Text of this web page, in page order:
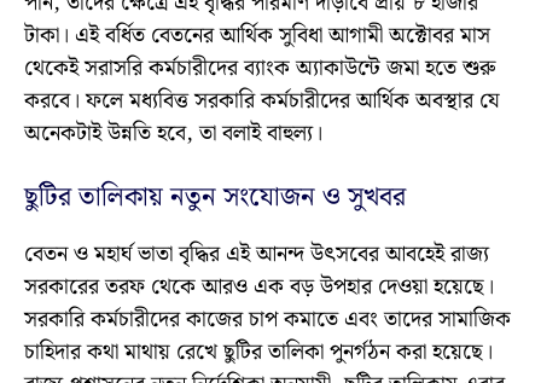
টাকা। এই বর্ধিত বেতনের আর্থিক সুবিধা আগামী অক্টোবর মাস
থেকেই সরাসরি কর্মচারীদের ব্যাংক অ্যাকাউন্টে জমা হতে শুরু
করবে। ফলে মধ্যবিত্ত সরকারি কর্মচারীদের আর্থিক অবস্থার যে
অনেকটাই উন্নতি হবে, তা বলাই বাহুল্য।
ছুটির তালিকায় নতুন সংযোজন ও সুখবর
বেতন ও মহার্ঘ ভাতা বৃদ্ধির এই আনন্দ উৎসবের আবহেই রাজ্য
সরকারের তরফ থেকে আরও এক বড় উপহার দেওয়া হয়েছে।
সরকারি কর্মচারীদের কাজের চাপ কমাতে এবং তাদের সামাজিক
চাহিদার কথা মাথায় রেখে ছুটির তালিকা পুনর্গঠন করা হয়েছে।